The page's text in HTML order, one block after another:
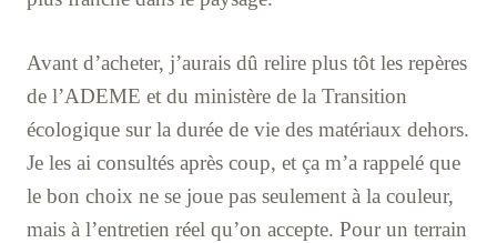
Avant d’acheter, j’aurais dû relire plus tôt les repères
de l’ADEME et du ministère de la Transition
écologique sur la durée de vie des matériaux dehors.
Je les ai consultés après coup, et ça m’a rappelé que
le bon choix ne se joue pas seulement à la couleur,
mais à l’entretien réel qu’on accepte. Pour un terrain